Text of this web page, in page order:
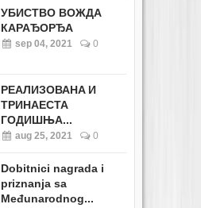
УБИСТВО ВОЖДА
КАРАЂОРЂА
sep 04, 2021 0
РЕАЛИЗОВАНA И
ТРИНАЕСТА
ГОДИШЊА...
aug 25, 2021 0
Dobitnici nagrada i
priznanja sa
Međunarodnog...